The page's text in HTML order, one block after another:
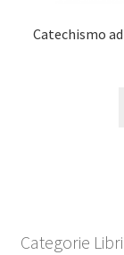
Catechismo
Categorie Libri